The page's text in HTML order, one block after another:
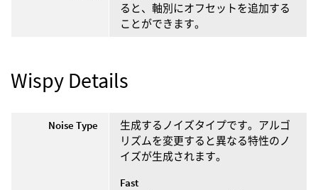
ると、軸別にオフセットを追加する
ことができます。
Wispy Details
Noise Type
生成するノイズタイプです。アルゴ
リズムを変更すると異なる特性のノ
イズが生成されます。
Fast